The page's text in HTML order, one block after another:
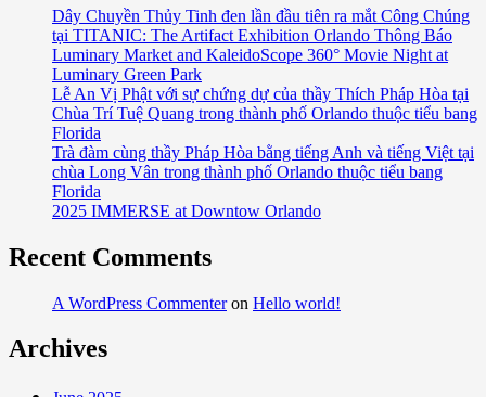
Nguồn
2025
–
Lunar
New
Year
Festival
–
TET
at
Florida
Dây Chuyền Thủy Tinh đen lần đầu tiên ra mắt Công Chúng
tại TITANIC: The Artifact Exhibition Orlando Thông Báo
Luminary Market and KaleidoScope 360° Movie Night at
Luminary Green Park
Lễ An Vị Phật với sự chứng dự của thầy Thích Pháp Hòa tại
Chùa Trí Tuệ Quang trong thành phố Orlando thuộc tiểu bang
Florida
Trà đàm cùng thầy Pháp Hòa bằng tiếng Anh và tiếng Việt tại
chùa Long Vân trong thành phố Orlando thuộc tiểu bang
Florida
2025 IMMERSE at Downtow Orlando
Recent Comments
A WordPress Commenteron Hello world!
Archives